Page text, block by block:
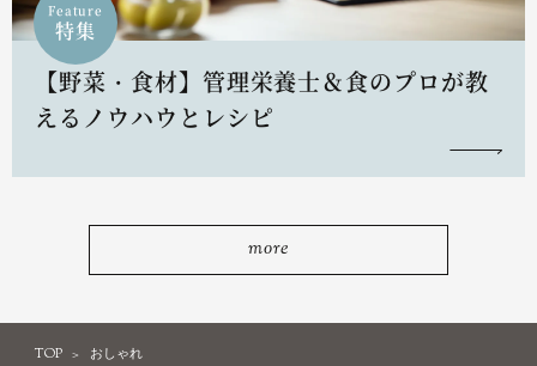
Feature
特集
【野菜・食材】管理栄養士＆食のプロが教
えるノウハウとレシピ
more
TOP おしゃれ